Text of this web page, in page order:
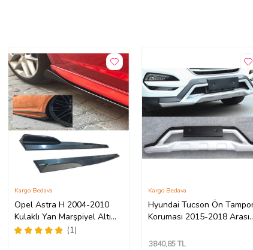
Opel Astra H 2004-2010
Kulaklı Yan Marşpiyel Altı
Lip Kısa 86 Cm Piona Black
(1)
Kargo Bedava
Hyundai Tucson Ön
Koruması 2015-2018 Arası
Kargo Bedava
3840,85 TL